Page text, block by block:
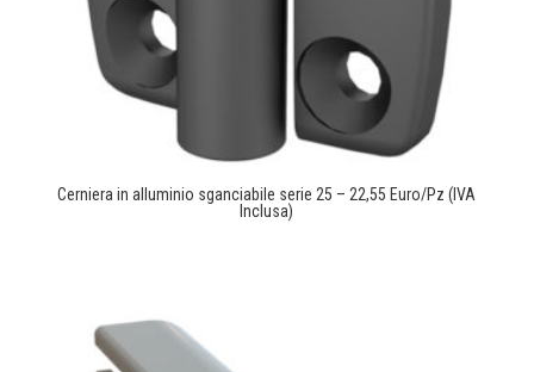
Cerniera in alluminio sganciabile serie 25 – 22,55 Euro/Pz (IVA
Inclusa)